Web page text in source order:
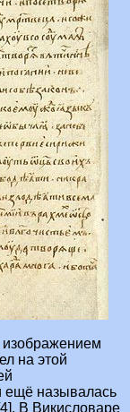
изображением
на этой
ещё называлась
В Викисловаре